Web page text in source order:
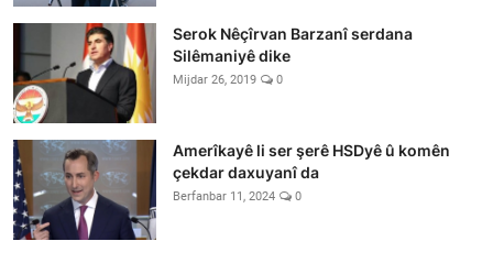
Serok Nêçîrvan Barzanî serdana
Silêmaniyê dike
Mijdar 26, 2019 0
Amerîkayê li ser şerê HSDyê û komên
çekdar daxuyanî da
Berfanbar 11, 2024 0